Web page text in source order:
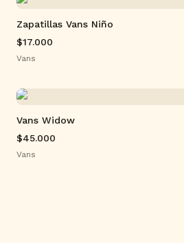
Zapatillas Vans Niño
$17.000
Vans
Vans Widow
$45.000
Vans